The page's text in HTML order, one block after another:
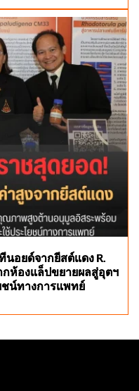
อยด์จากยีสต์แดง R.
กห้องแล็ปขยายผลสู่อุตฯ
ชน์ทางการแพทย์